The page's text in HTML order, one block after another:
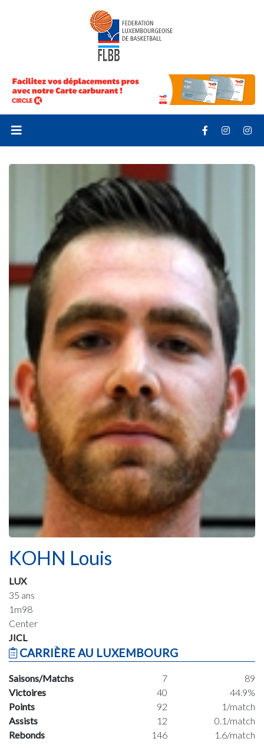
KOHN Louis
LUX
35 ans
1m98
Center
JICL
CARRIÈRE AU LUXEMBOURG
Saisons/Matchs 7
89
Victoires
40
44.9%
Points
92
1/match
Assists
12
0.1/match
Rebonds
146 1.6/match